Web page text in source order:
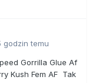
godzin temu
Gorrilla Glue Af
Kush Fem AF Tak